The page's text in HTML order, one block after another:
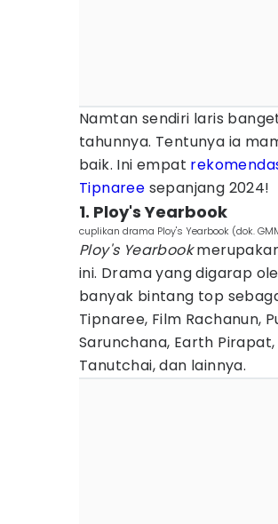
Namtan sendiri laris
tahunnya. Tentunya ia
baik. Ini empat
Tipnaree sepanjang 2024!
1. Ploy's Yearbook
cuplikan drama Ploy's Yearbook (dok.
Ploy's Yearbook
ini. Drama yang digarap
banyak bintang top
Tipnaree, Film Rachanun,
Sarunchana, Earth
Tanutchai, dan lainnya.